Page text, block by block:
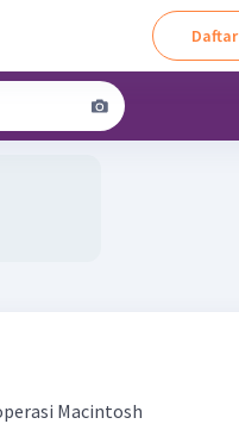
Daftar
Macintosh